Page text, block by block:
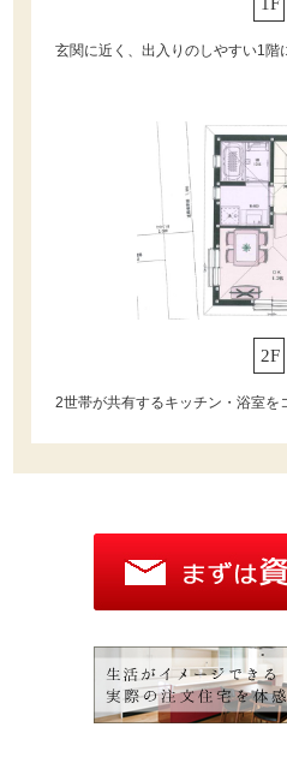
玄関に近く、出入りのしやすい1階
2F
2世帯が共有するキッチン・浴室を